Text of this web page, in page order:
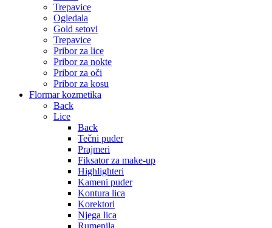
Trepavice
Ogledala
Gold setovi
Trepavice
Pribor za lice
Pribor za nokte
Pribor za oči
Pribor za kosu
Flormar kozmetika
Back
Lice
Back
Tečni puder
Prajmeri
Fiksator za make-up
Highlighteri
Kameni puder
Kontura lica
Korektori
Njega lica